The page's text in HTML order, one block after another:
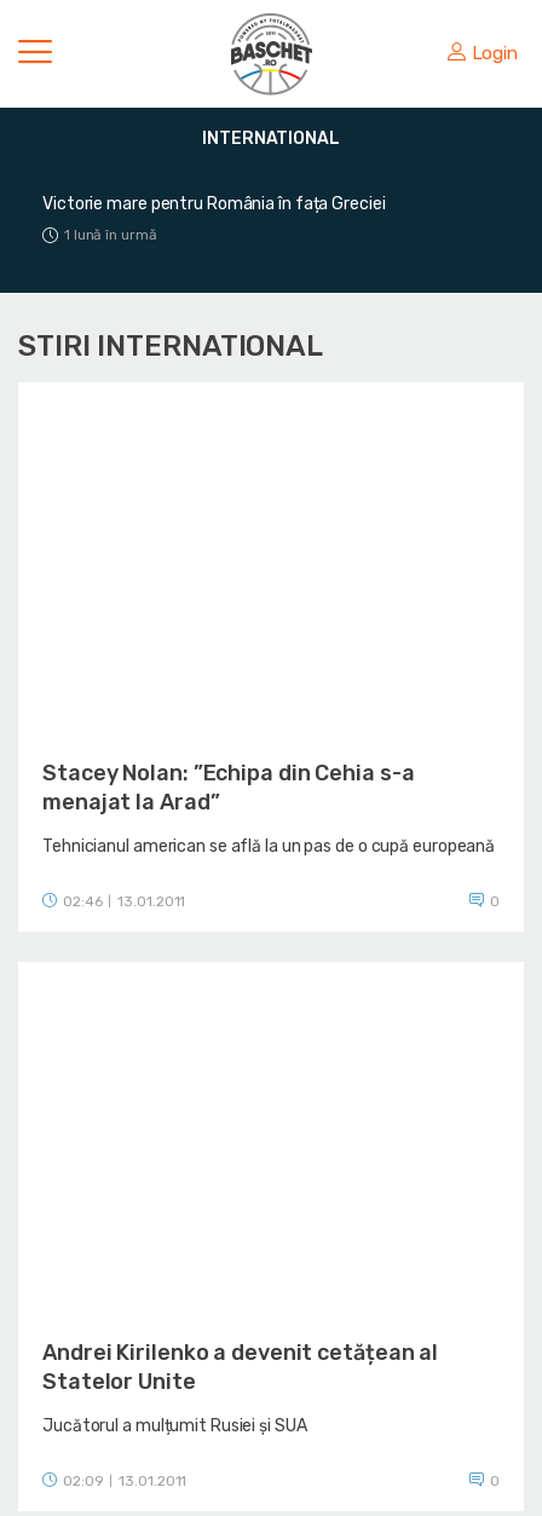
Login
INTERNATIONAL
Victorie mare pentru România în fața Greciei
1 lună în urmă
STIRI INTERNATIONAL
Stacey Nolan: ”Echipa din Cehia s-a
menajat la Arad”
Tehnicianul american se află la un pas de o cupă europeană
02:46 13.01.2011 0
Andrei Kirilenko a devenit cetățean al
Statelor Unite
Jucătorul a mulțumit Rusiei și SUA
02:09 13.01.2011 0